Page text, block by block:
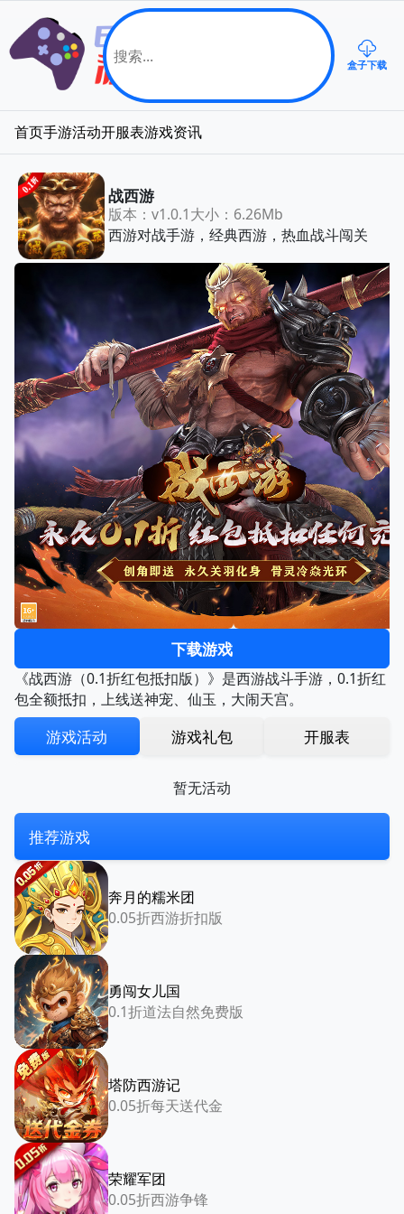
盒子下载
首页手游活动开服表游戏资讯
战西游
版本：v1.0.1大小：6.26Mb
西游对战手游，经典西游，热血战斗闯关
下载游戏
《战西游（0.1折红包抵扣版）》是西游战斗手游，0.1折红
包全额抵扣，上线送神宠、仙玉，大闹天宫。
游戏活动 游戏礼包 开服表
暂无活动
推荐游戏
奔月的糯米团
0.05折西游折扣版
勇闯女儿国
0.1折道法自然免费版
塔防西游记
0.05折每天送代金
荣耀军团
0.05折西游争锋